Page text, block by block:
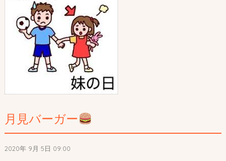
月見バーガー
2020年 9月 5日 09:00